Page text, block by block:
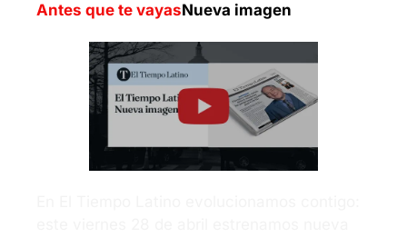
Antes que te vayasNueva imagen